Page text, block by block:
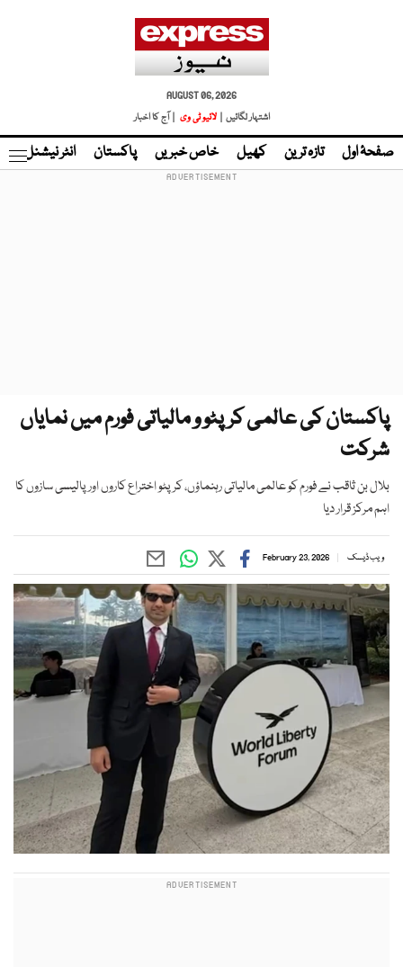
AUGUST 06, 2026
اشتہار لگائیں |
لائیو ٹی وی | آج کا اخبار
صفحۂ اول تازہ ترین کھیل خاص خبریں پاکستان انٹر نیشنل
پاکستان کی عالمی کرپٹو و مالیاتی فورم میں نمایاں
شرکت
بلال بن ثاقب نے فورم کو عالمی مالیاتی رہنماؤں، کرپٹو اختراع کاروں اور پالیسی سازوں کا
اہم مرکز قرار دیا
ویب ڈیسک February 23, 2026